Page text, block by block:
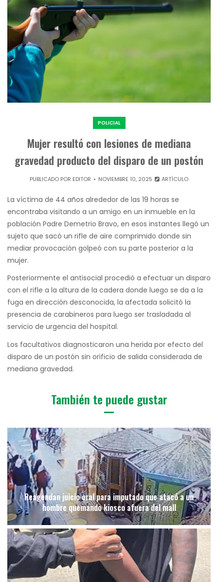
POLICIAL
Mujer resultó con lesiones de mediana
gravedad producto del disparo de un postón
PUBLICADO POR EDITOR NOVIEMBRE 10, 2025 ARTÍCULO
La víctima de 44 años alrededor de las 19 horas se
encontraba visitando a un amigo en un inmueble en la
población Padre Demetrio Bravo, en esos instantes llegó un
sujeto que sacó un rifle de aire comprimido donde sin
mediar provocación golpeó con su parte posterior a la
mujer.
Posteriormente el antisocial procedió a efectuar un disparo
con el rifle a la altura de la cadera donde luego se da a la
fuga en dirección desconocida, la afectada solicitó la
presencia de carabineros para luego ser trasladada al
servicio de urgencia del hospital.
Los facultativos diagnosticaron una herida por efecto del
disparo de un postón sin orificio de salida considerada de
mediana gravedad.
También te puede gustar
Reagendan juicio oral para imputado que atacó a un
hombre quemando kiosco afuera del mall